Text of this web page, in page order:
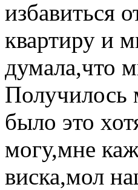
избавиться
квартиру и
думала,что
Получилось
было это
могу,мне
виска,мол